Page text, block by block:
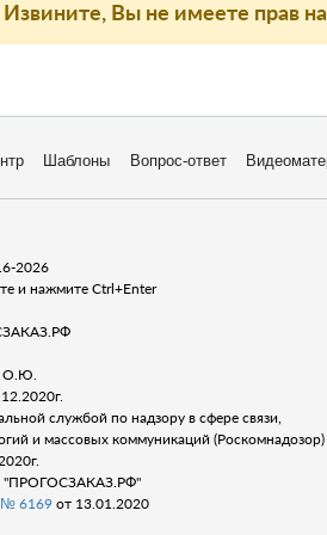
Извините, Вы не имеете прав
Шаблоны Вопрос-ответ
2026
и нажмите Ctrl+Enter
О.Ю.
службой по надзору в сфере связи,
и массовых коммуникаций
"ПРОГОСЗАКАЗ.РФ"
6169 от 13.01.2020